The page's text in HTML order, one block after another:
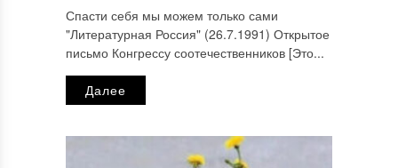
Спасти себя мы можем только сами
"Литературная Россия" (26.7.1991) Открытое
письмо Конгрессу соотечественников [Это...
Далее